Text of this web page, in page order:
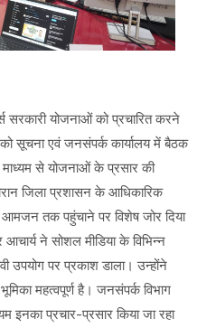
सरकारी योजनाओं को प्रचारित करने
सूचना एवं जनसंपर्क कार्यालय में बैठक
से योजनाओं के प्रसार की
जिला प्रशासन के आधिकारिक
तक पहुंचाने पर विशेष जोर दिया
ने सोशल मीडिया के विभिन्न
उपयोग पर प्रकाश डाला। उन्होंने
महत्वपूर्ण है। जनसंपर्क विभाग
इनका प्रचार-प्रसार किया जा रहा